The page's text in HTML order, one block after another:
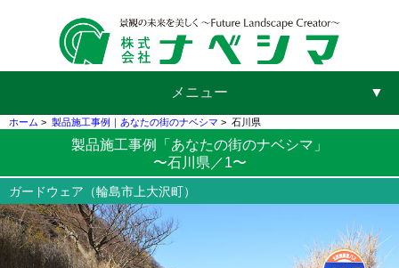
メニュー ▼
▼
ホーム > 製品施工事例｜あなたの街のナベシマ > 石川県
製品施工事例「あなたの街のナベシマ」
〜石川県／1〜
ガードウェア（輪島市上大沢町）